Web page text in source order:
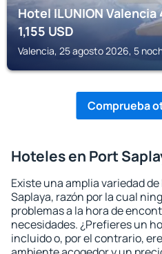
Hotel ILUNION Valencia
1,155USD
Valencia, 25 agosto 2026, 5
Comprueba
Hoteles en Port
Existe una amplia variedad
Saplaya, razón por la cual
problemas a la hora de
necesidades. ¿Prefieres un
incluido o, por el contrario,